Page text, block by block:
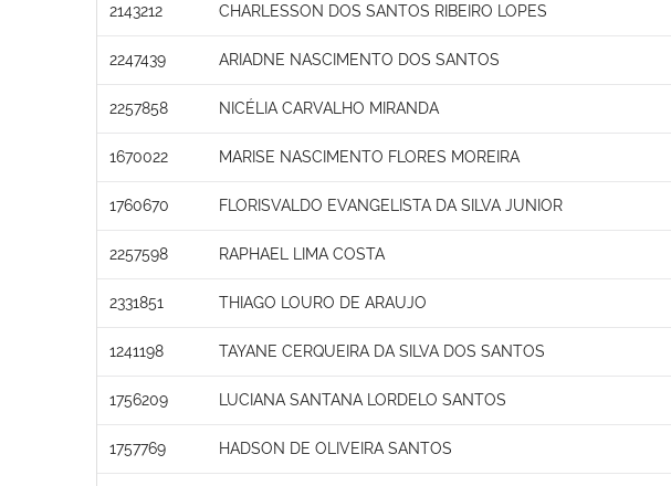
2143212 CHARLESSON DOS SANTOS RIBEIRO LOPES
2247439 ARIADNE NASCIMENTO DOS SANTOS
2257858 NICÉLIA CARVALHO MIRANDA
1670022 MARISE NASCIMENTO FLORES MOREIRA
1760670 FLORISVALDO EVANGELISTA DA SILVA JUNIOR
2257598 RAPHAEL LIMA COSTA
2331851 THIAGO LOURO DE ARAUJO
1241198 TAYANE CERQUEIRA DA SILVA DOS SANTOS
1756209 LUCIANA SANTANA LORDELO SANTOS
1757769 HADSON DE OLIVEIRA SANTOS